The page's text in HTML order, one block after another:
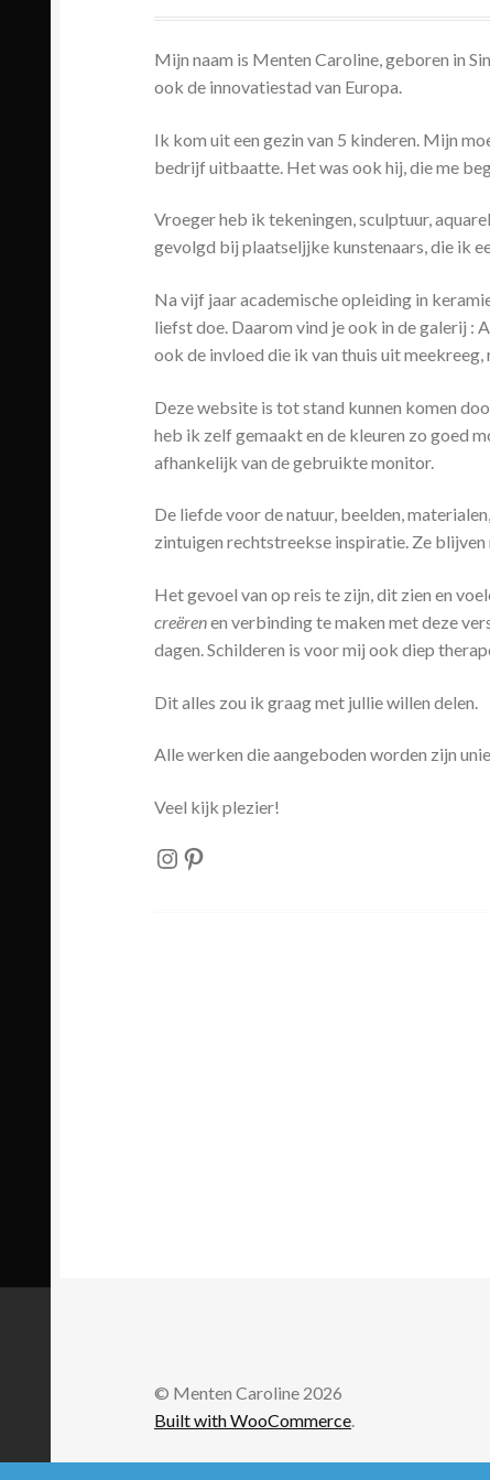
Mijn naam is Menten Caroline, geboren in
ook de innovatiestad van Europa.
Ik kom uit een gezin van 5 kinderen. Mijn
bedrijf uitbaatte. Het was ook hij, die me
Vroeger heb ik tekeningen, sculptuur,
gevolgd bij plaatseljjke kunstenaars, die ik
Na vijf jaar academische opleiding in
liefst doe. Daarom vind je ook in de galerij :
ook de invloed die ik van thuis uit meekreeg,
Deze website is tot stand kunnen komen
heb ik zelf gemaakt en de kleuren zo goed
afhankelijk van de gebruikte monitor.
De liefde voor de natuur, beelden,
zintuigen rechtstreekse inspiratie. Ze
Het gevoel van op reis te zijn, dit zien en
creërenen verbinding te maken met deze
dagen. Schilderen is voor mij ook diep
Dit alles zou ik graag met jullie willen delen.
Alle werken die aangeboden worden zijn
Veel kijk plezier!
Instagram
Pinterest
© Menten Caroline 2026
Built with WooCommerce.